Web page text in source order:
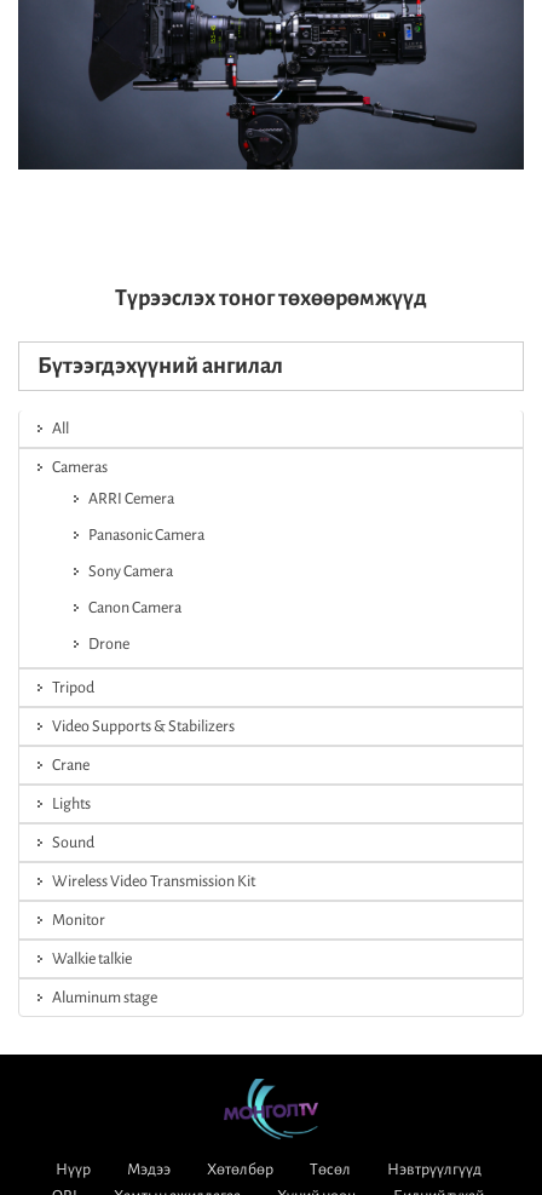
Түрээслэх тоног төхөөрөмжүүд
Бүтээгдэхүүний ангилал
All
Cameras
ARRI Cemera
Panasonic Camera
Sony Camera
Canon Camera
Drone
Tripod
Video Supports & Stabilizers
Crane
Lights
Sound
Wireless Video Transmission Kit
Monitor
Walkie talkie
Aluminum stage
Нүүр Мэдээ Хөтөлбөр Төсөл
Нэвтрүүлгүүд